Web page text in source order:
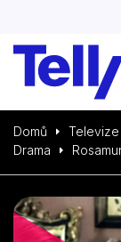
Domů Televize
Drama